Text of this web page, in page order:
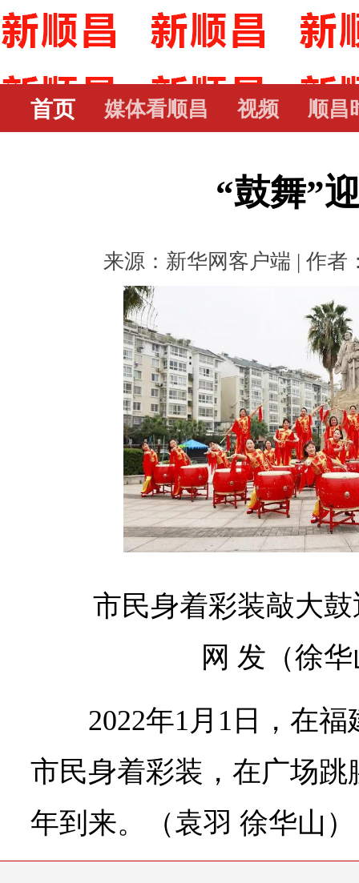
首页 媒体看顺昌 视频 顺昌
“鼓舞”
来源：新华网客户端 | 作者
市民身着彩装敲大
网 发（徐
2022年1月1日，在
市民身着彩装，在广场
年到来。（袁羽 徐华山）